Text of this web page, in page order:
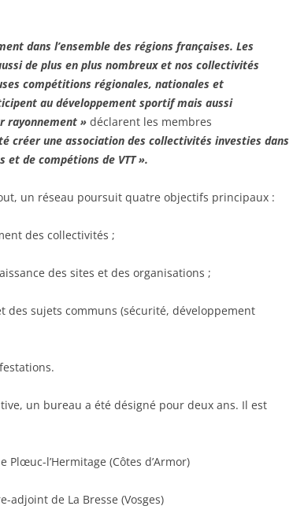
dans l’ensemble des régions françaises. Les
de plus en plus nombreux et nos collectivités
compétitions régionales, nationales et
au développement sportif mais aussi
rayonnement » déclarent les membres
créer une association des collectivités investies dans
et de compétions de VTT ».
un réseau poursuit quatre objectifs principaux :
des collectivités ;
des sites et des organisations ;
des sujets communs (sécurité, développement
un bureau a été désigné pour deux ans. Il est
l’Hermitage (Côtes d’Armor)
adjoint de La Bresse (Vosges)